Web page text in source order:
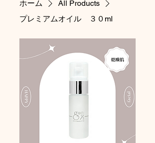
ホーム
All Products
プレミアムオイル ３０ml